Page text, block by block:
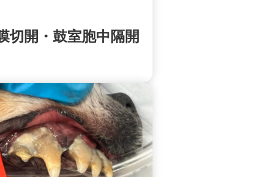
切開・鼓室胞中隔開